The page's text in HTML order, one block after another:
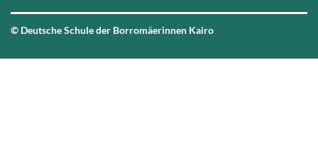
© Deutsche Schule der Borromäerinnen Kairo